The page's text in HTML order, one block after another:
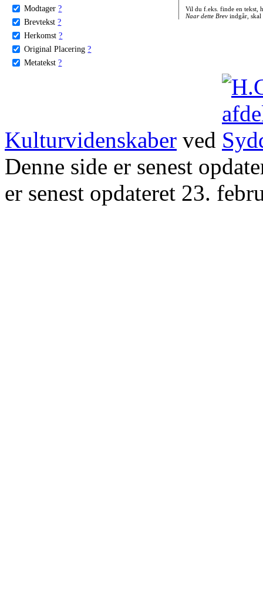
Modtager ?
Brevtekst ?
Herkomst ?
Original Placering ?
Metatekst ?
Vil du f.eks. finde en tekst,
Naar dette Brevindgår, skal
Kulturvidenskaber ved
Denne side er senest
er senest opdateret 23.